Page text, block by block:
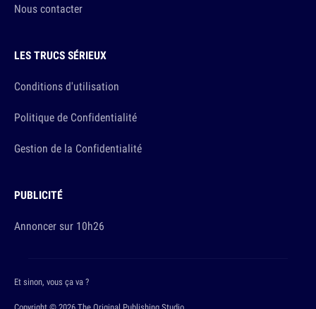
Nous contacter
LES TRUCS SÉRIEUX
Conditions d'utilisation
Politique de Confidentialité
Gestion de la Confidentialité
PUBLICITÉ
Annoncer sur 10h26
Et sinon, vous ça va ?